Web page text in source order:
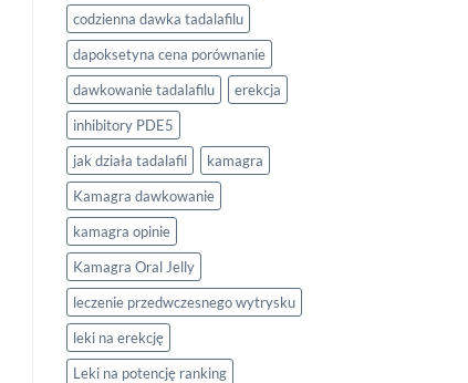
codzienna dawka tadalafilu
dapoksetyna cena porównanie
dawkowanie tadalafilu
erekcja
inhibitory PDE5
jak działa tadalafil
kamagra
Kamagra dawkowanie
kamagra opinie
Kamagra Oral Jelly
leczenie przedwczesnego wytrysku
leki na erekcję
Leki na potencję ranking